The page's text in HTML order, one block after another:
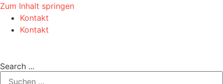
Zum Inhalt springen
Kontakt
Kontakt
Search ...